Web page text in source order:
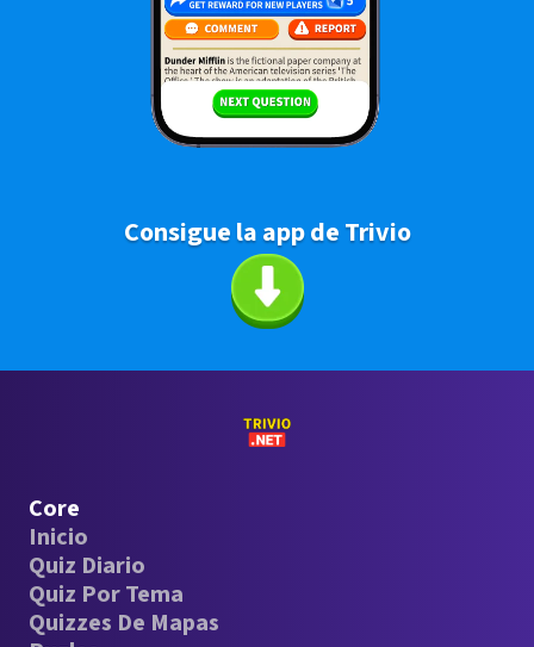
Consigue la app de Trivio
Core
Inicio
Quiz Diario
Quiz Por Tema
Quizzes De Mapas